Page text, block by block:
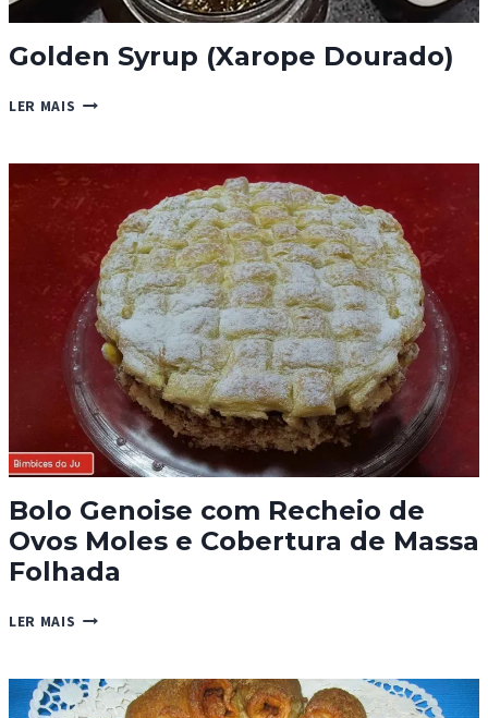
Golden Syrup (Xarope Dourado)
LER MAIS GOLDEN
DOURADO)
Bolo Genoise com Recheio de
Ovos Moles e Cobertura de Massa
Folhada
LER MAIS BOLO
RECHEIO
DE